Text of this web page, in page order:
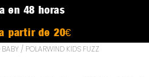
en 48 horas
a partir de 20€
BABY / POLARWIND KIDS FUZZ